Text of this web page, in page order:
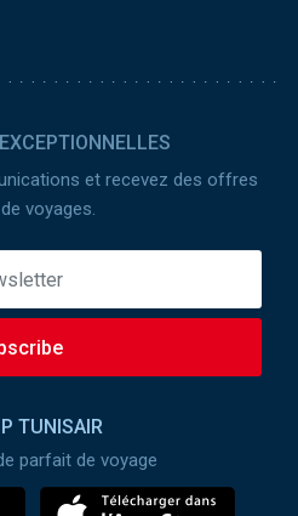
et recevez des offres
voyages.
TUNISAIR
parfait de voyage